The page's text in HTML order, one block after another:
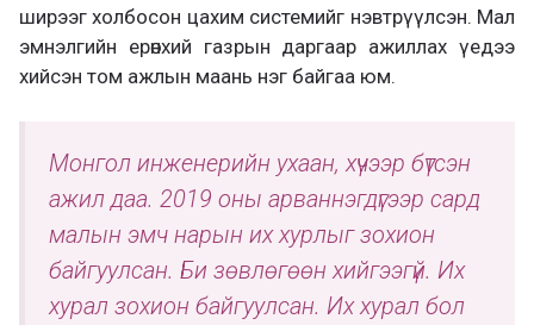
ширээг холбосон цахим системийг нэвтрүүлсэн. Мал
эмнэлгийн ерөнхий газрын даргаар ажиллах үедээ
хийсэн том ажлын маань нэг байгаа юм.
Монгол инженерийн ухаан, хүчээр бүтсэн
ажил даа. 2019 оны арваннэгдүгээр сард
малын эмч нарын их хурлыг зохион
байгуулсан. Би зөвлөгөөн хийгээгүй. Их
хурал зохион байгуулсан. Их хурал бол